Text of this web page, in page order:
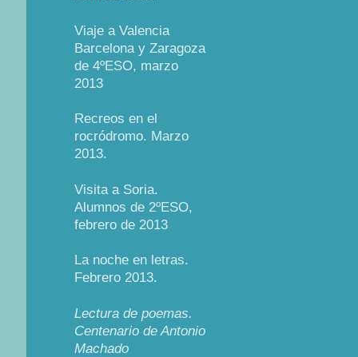
Viaje a Valencia
Barcelona y Zaragoza
de 4ºESO, marzo
2013
Recreos en el
rocródromo. Marzo
2013.
Visita a Soria.
Alumnos de 2ºESO,
febrero de 2013
La noche en letras.
Febrero 2013.
Lectura de poemas.
Centenario de Antonio
Machado